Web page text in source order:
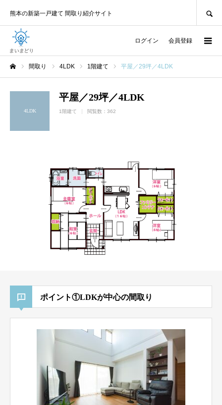
熊本の新築一戸建て 間取り紹介サイト
ログイン 会員登録
間取り 4LDK 1階建て 平屋／29坪／4LDK
4LDK
平屋／29坪／4LDK
1階建て 閲覧数：362
ポイント①LDKが中心の間取り